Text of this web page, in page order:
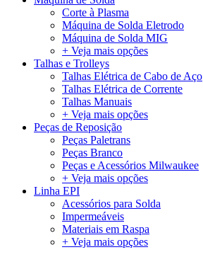
Corte à Plasma
Máquina de Solda Eletrodo
Máquina de Solda MIG
+ Veja mais opções
Talhas e Trolleys
Talhas Elétrica de Cabo de Aço
Talhas Elétrica de Corrente
Talhas Manuais
+ Veja mais opções
Peças de Reposição
Peças Paletrans
Peças Branco
Peças e Acessórios Milwaukee
+ Veja mais opções
Linha EPI
Acessórios para Solda
Impermeáveis
Materiais em Raspa
+ Veja mais opções